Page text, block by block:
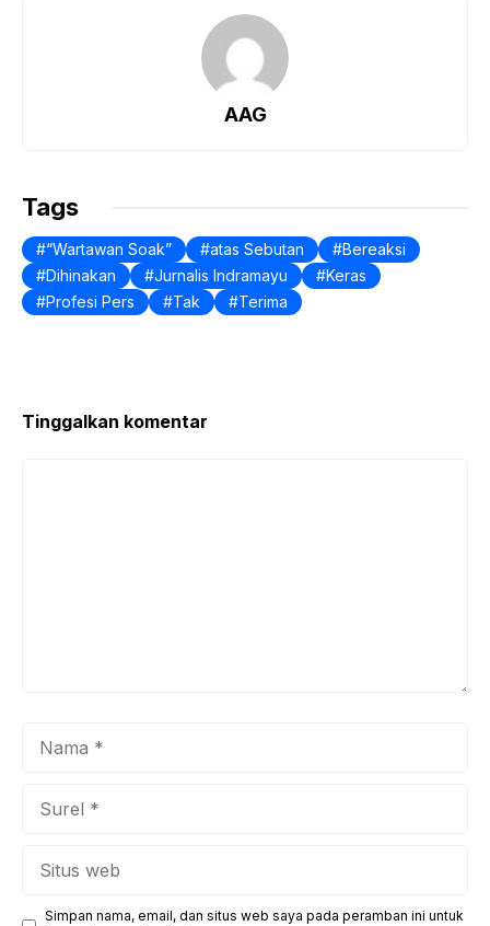
AAG
Tags
“Wartawan Soak” atas Sebutan
Bereaksi
Dihinakan
Jurnalis Indramayu
Keras
Profesi Pers
Tak Terima
Tinggalkan komentar
Simpan nama, email, dan situs web saya pada peramban ini untuk